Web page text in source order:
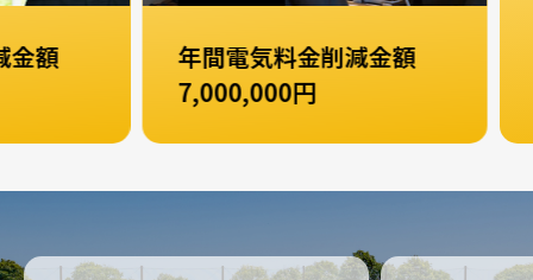
年間電気料金削減金額
7,000,000円